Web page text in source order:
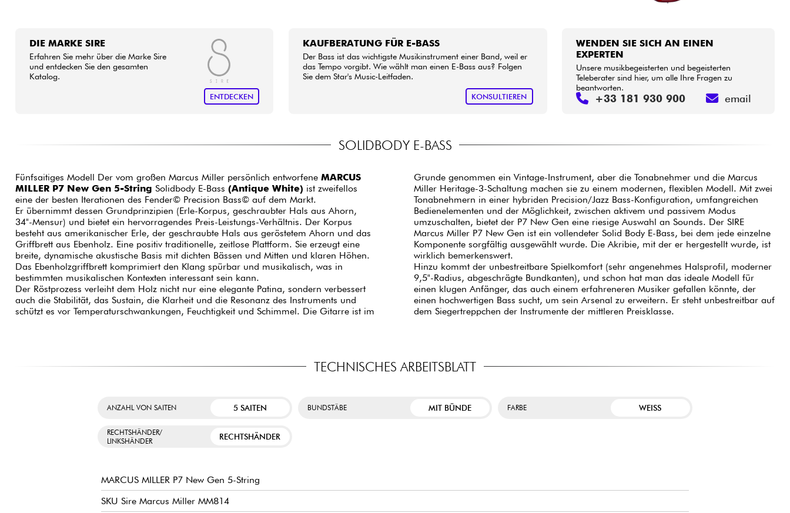
DIE MARKE SIRE
Erfahren Sie mehr über die Marke Sire
und entdecken Sie den gesamten
Katalog.
ENTDECKEN
KAUFBERATUNG FÜR E-BASS
Der Bass ist das wichtigste Musikinstrument einer Band, weil er
das Tempo vorgibt. Wie wählt man einen E-Bass aus? Folgen
Sie dem Star's Music-Leitfaden.
KONSULTIEREN
WENDEN SIE SICH AN EINEN
EXPERTEN
Unsere musikbegeisterten und begeisterten
Teleberater sind hier, um alle Ihre Fragen zu
beantworten.
+33 181 930 900 email
SOLIDBODY E-BASS
Fünfsaitiges Modell Der vom großen Marcus Miller persönlich entworfene MARCUS
MILLER P7 New Gen 5-String Solidbody E-Bass (Antique White) ist zweifellos
eine der besten Iterationen des Fender© Precision Bass© auf dem Markt.
Er übernimmt dessen Grundprinzipien (Erle-Korpus, geschraubter Hals aus Ahorn,
34"-Mensur) und bietet ein hervorragendes Preis-Leistungs-Verhältnis. Der Korpus
besteht aus amerikanischer Erle, der geschraubte Hals aus geröstetem Ahorn und das
Griffbrett aus Ebenholz. Eine positiv traditionelle, zeitlose Plattform. Sie erzeugt eine
breite, dynamische akustische Basis mit dichten Bässen und Mitten und klaren Höhen.
Das Ebenholzgriffbrett komprimiert den Klang spürbar und musikalisch, was in
bestimmten musikalischen Kontexten interessant sein kann.
Der Röstprozess verleiht dem Holz nicht nur eine elegante Patina, sondern verbessert
auch die Stabilität, das Sustain, die Klarheit und die Resonanz des Instruments und
schützt es vor Temperaturschwankungen, Feuchtigkeit und Schimmel. Die Gitarre ist im
Grunde genommen ein Vintage-Instrument, aber die Tonabnehmer und die Marcus
Miller Heritage-3-Schaltung machen sie zu einem modernen, flexiblen Modell. Mit zwei
Tonabnehmern in einer hybriden Precision/Jazz Bass-Konfiguration, umfangreichen
Bedienelementen und der Möglichkeit, zwischen aktivem und passivem Modus
umzuschalten, bietet der P7 New Gen eine riesige Auswahl an Sounds. Der SIRE
Marcus Miller P7 New Gen ist ein vollendeter Solid Body E-Bass, bei dem jede einzelne
Komponente sorgfältig ausgewählt wurde. Die Akribie, mit der er hergestellt wurde, ist
wirklich bemerkenswert.
Hinzu kommt der unbestreitbare Spielkomfort (sehr angenehmes Halsprofil, moderner
9,5"-Radius, abgeschrägte Bundkanten), und schon hat man das ideale Modell für
einen klugen Anfänger, das auch einem erfahreneren Musiker gefallen könnte, der
einen hochwertigen Bass sucht, um sein Arsenal zu erweitern. Er steht unbestreitbar auf
dem Siegertreppchen der Instrumente der mittleren Preisklasse.
TECHNISCHES ARBEITSBLATT
ANZAHL VON SAITEN 5 SAITEN BUNDSTÄBE MIT BÜNDE FARBE WEISS
RECHTSHÄNDER/
LINKSHÄNDER
RECHTSHÄNDER
MARCUS MILLER P7 New Gen 5-String
SKU Sire Marcus Miller MM814